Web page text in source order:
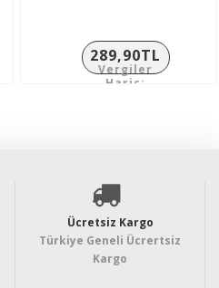
289,90TL
Vergiler
Hariç:
Ücretsiz Kargo
Türkiye Geneli Ücrertsiz
Kargo